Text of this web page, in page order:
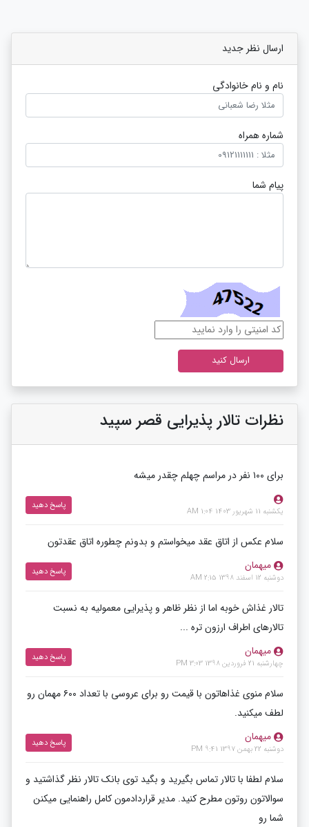
ارسال نظر جدید
نام و نام خانوادگی
شماره همراه
پیام شما
نظرات تالار پذیرایی قصر سپید
برای ۱۰۰ نفر در مراسم چهلم چقدر میشه
یکشنبه 11 شهریور 1403 1:04 AM
پاسخ دهید
سلام عکس از اتاق عقد میخواستم و بدونم چطوره اتاق عقدتون
میهمان
دوشنبه 12 اسفند 1398 2:15 AM
پاسخ دهید
تالار غذاش خوبه اما از نظر ظاهر و پذیرایی معمولیه به نسبت
تالارهای اطراف ارزون تره ...
میهمان
چهارشنبه 21 فروردین 1398 3:03 PM
پاسخ دهید
سلام منوی غذاهاتون با قیمت رو برای عروسی با تعداد ۶۰۰ مهمان رو
لطف میکنید.
میهمان
دوشنبه 22 بهمن 1397 9:41 PM
پاسخ دهید
سلام لطفا با تالار تماس بگیرید و بگید توی بانک تالار نظر گذاشتید و
سوالاتون روتون مطرح کنید. مدیر قراردادمون کامل راهنمایی میکنن
شما رو